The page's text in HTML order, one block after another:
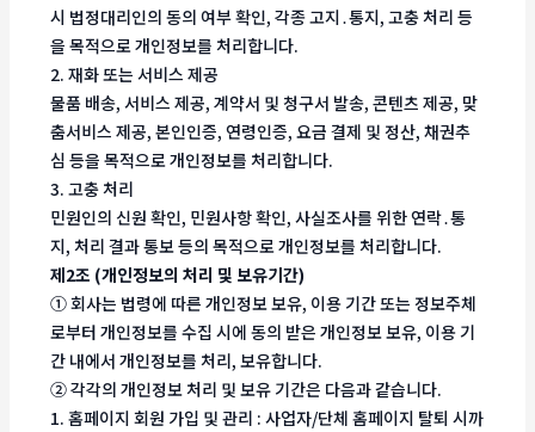
시 법정대리인의 동의 여부 확인, 각종 고지․통지, 고충 처리 등
을 목적으로 개인정보를 처리합니다.
2. 재화 또는 서비스 제공
물품 배송, 서비스 제공, 계약서 및 청구서 발송, 콘텐츠 제공, 맞
춤서비스 제공, 본인인증, 연령인증, 요금 결제 및 정산, 채권추
심 등을 목적으로 개인정보를 처리합니다.
3. 고충 처리
민원인의 신원 확인, 민원사항 확인, 사실조사를 위한 연락․통
지, 처리 결과 통보 등의 목적으로 개인정보를 처리합니다.
제2조 (개인정보의 처리 및 보유기간)
① 회사는 법령에 따른 개인정보 보유, 이용 기간 또는 정보주체
로부터 개인정보를 수집 시에 동의 받은 개인정보 보유, 이용 기
간 내에서 개인정보를 처리, 보유합니다.
② 각각의 개인정보 처리 및 보유 기간은 다음과 같습니다.
1. 홈페이지 회원 가입 및 관리 : 사업자/단체 홈페이지 탈퇴 시까